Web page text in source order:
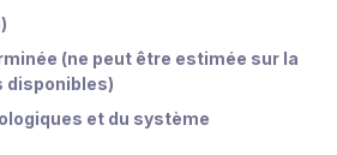
(ne peut être estimée sur la
disponibles)
et du système